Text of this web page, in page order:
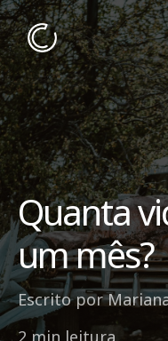
Quanta
um mês?
Escrito por
2 min leitura